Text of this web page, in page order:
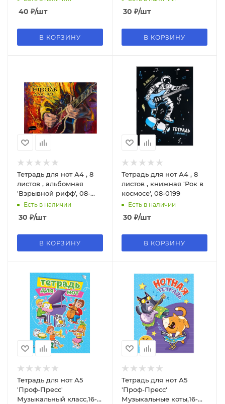
40 ₽/шт
В КОРЗИНУ
30 ₽/шт
В КОРЗИНУ
Тетрадь для нот А4 , 8
листов , альбомная
'Взрывной рифф', 08-
8801Есть в наличии
30 ₽/шт
В КОРЗИНУ
Тетрадь для нот А4 , 8
листов , книжная 'Рок в
космосе', 08-0199
Есть в наличии
30 ₽/шт
В КОРЗИНУ
Тетрадь для нот А5
'Проф-Пресс'
Музыкальный класс,16-
Тетрадь для нот А5
'Проф-Пресс'
Музыкальные коты,16-